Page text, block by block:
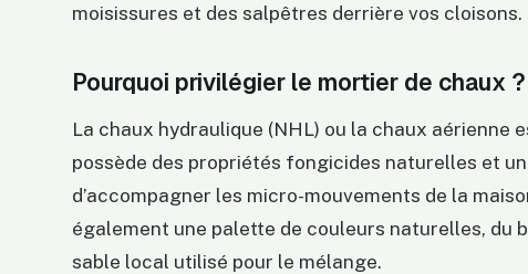
moisissures et des salpêtres derrière vos cloisons.
Pourquoi privilégier le mortier de chaux ?
La chaux hydraulique (NHL) ou la chaux aérienne
possède des propriétés fongicides naturelles et
d’accompagner les micro-mouvements de la
également une palette de couleurs naturelles, du
sable local utilisé pour le mélange.